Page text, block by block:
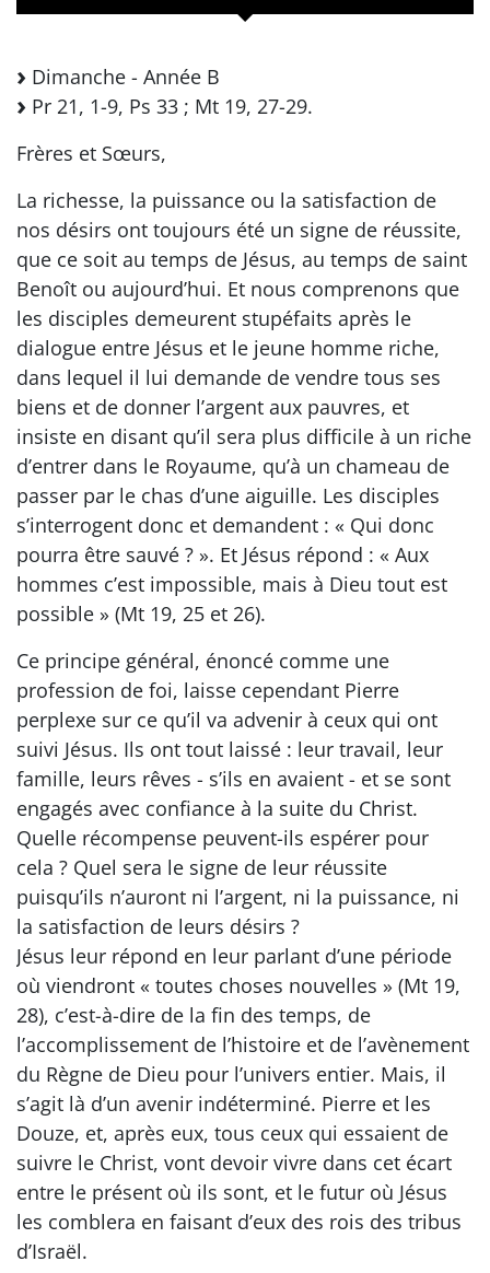
Dimanche - Année B
Pr 21, 1-9, Ps 33 ; Mt 19, 27-29.
Frères et Sœurs,
La richesse, la puissance ou la satisfaction de
nos désirs ont toujours été un signe de réussite,
que ce soit au temps de Jésus, au temps de saint
Benoît ou aujourd’hui. Et nous comprenons que
les disciples demeurent stupéfaits après le
dialogue entre Jésus et le jeune homme riche,
dans lequel il lui demande de vendre tous ses
biens et de donner l’argent aux pauvres, et
insiste en disant qu’il sera plus difficile à un riche
d’entrer dans le Royaume, qu’à un chameau de
passer par le chas d’une aiguille. Les disciples
s’interrogent donc et demandent : « Qui donc
pourra être sauvé ? ». Et Jésus répond : « Aux
hommes c’est impossible, mais à Dieu tout est
possible » (Mt 19, 25 et 26).
Ce principe général, énoncé comme une
profession de foi, laisse cependant Pierre
perplexe sur ce qu’il va advenir à ceux qui ont
suivi Jésus. Ils ont tout laissé : leur travail, leur
famille, leurs rêves - s’ils en avaient - et se sont
engagés avec confiance à la suite du Christ.
Quelle récompense peuvent-ils espérer pour
cela ? Quel sera le signe de leur réussite
puisqu’ils n’auront ni l’argent, ni la puissance, ni
la satisfaction de leurs désirs ?
Jésus leur répond en leur parlant d’une période
où viendront « toutes choses nouvelles » (Mt 19,
28), c’est-à-dire de la fin des temps, de
l’accomplissement de l’histoire et de l’avènement
du Règne de Dieu pour l’univers entier. Mais, il
s’agit là d’un avenir indéterminé. Pierre et les
Douze, et, après eux, tous ceux qui essaient de
suivre le Christ, vont devoir vivre dans cet écart
entre le présent où ils sont, et le futur où Jésus
les comblera en faisant d’eux des rois des tribus
d’Israël.